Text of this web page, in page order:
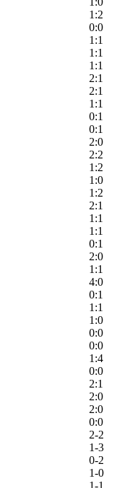
1:2
0:0
1:1
1:1
1:1
2:1
2:1
1:1
0:1
0:1
2:0
2:2
1:2
1:0
1:2
2:1
1:1
1:1
0:1
2:0
1:1
4:0
0:1
1:1
1:0
0:0
0:0
1:4
0:0
2:1
2:0
2:0
0:0
2-2
1-3
0-2
1-0